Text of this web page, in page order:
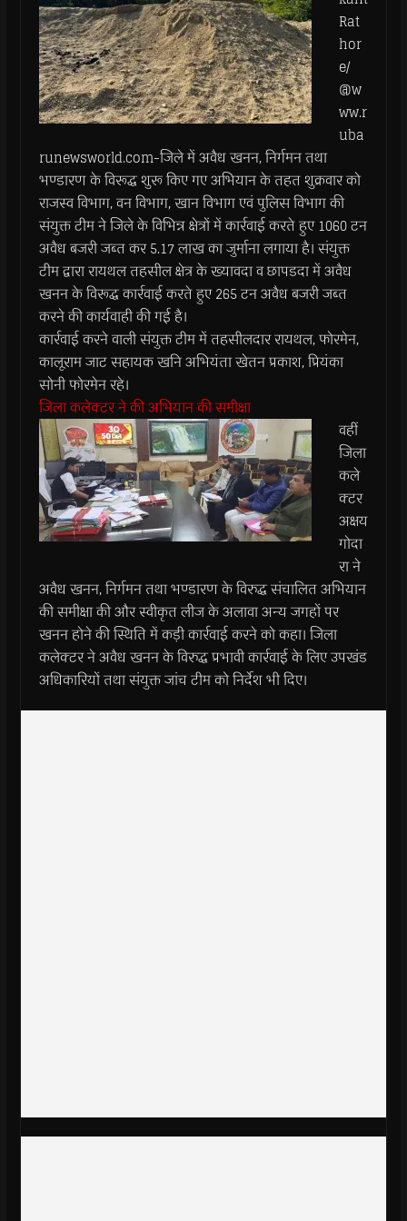
Rat
hor
e/
@w
ww.r
uba
runewsworld.com-जिले में अवैध खनन, निर्गमन तथा
भण्डारण के विरूद्ध शुरू किए गए अभियान के तहत शुक्रवार को
राजस्व विभाग, वन विभाग, खान विभाग एवं पुलिस विभाग की
संयुक्त टीम ने जिले के विभिन्न क्षेत्रों में कार्रवाई करते हुए 1060 टन
अवैध बजरी जब्त कर 5.17 लाख का जुर्माना लगाया है। संयुक्त
टीम द्वारा रायथल तहसील क्षेत्र के ख्यावदा व छापडदा में अवैध
खनन के विरूद्ध कार्रवाई करते हुए 265 टन अवैध बजरी जब्त
करने की कार्यवाही की गई है।
कार्रवाई करने वाली संयुक्त टीम में तहसीलदार रायथल, फोरमेन,
कालूराम जाट सहायक खनि अभियंता खेतन प्रकाश, प्रियंका
सोनी फोरमेन रहे।
जिला कलेक्टर ने की अभियान की समीक्षा
वहीं
जिला
कले
क्टर
अक्षय
गोदा
रा ने
अवैध खनन, निर्गमन तथा भण्डारण के विरुद्ध संचालित अभियान
की समीक्षा की और स्वीकृत लीज के अलावा अन्य जगहों पर
खनन होने की स्थिति में कड़ी कार्रवाई करने को कहा। जिला
कलेक्टर ने अवैध खनन के विरुद्ध प्रभावी कार्रवाई के लिए उपखंड
अधिकारियों तथा संयुक्त जांच टीम को निर्देश भी दिए।